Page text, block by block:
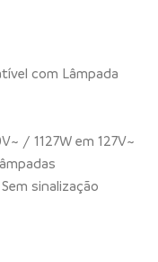
com Lâmpada
/ 1127W em 127V~
sinalização